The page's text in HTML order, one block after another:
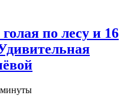
по лесу и 16